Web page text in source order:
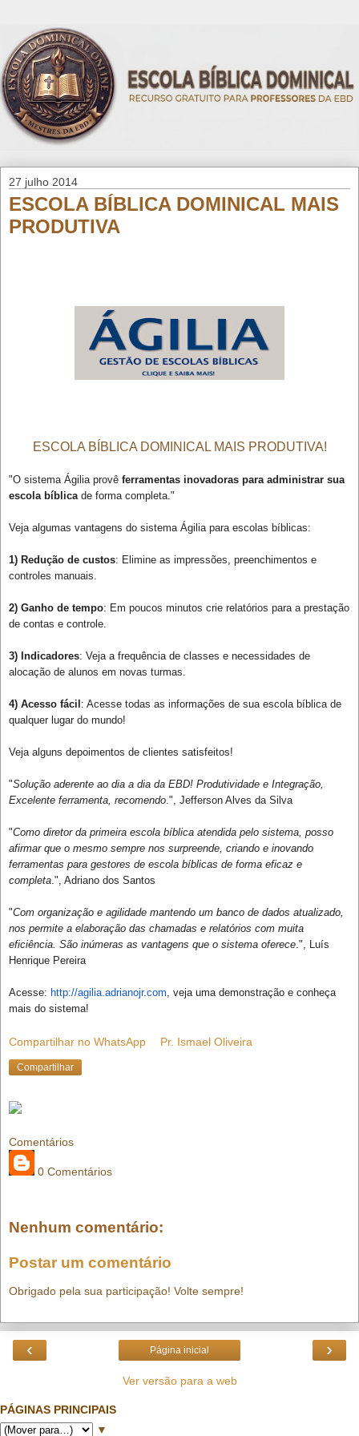
27 julho 2014
ESCOLA BÍBLICA DOMINICAL MAIS
PRODUTIVA
ESCOLA BÍBLICA DOMINICAL MAIS PRODUTIVA!
"O sistema Ágilia provê ferramentas inovadoras para administrar sua
escola bíblica de forma completa."
Veja algumas vantagens do sistema Ágilia para escolas bíblicas:
1) Redução de custos: Elimine as impressões, preenchimentos e
controles manuais.
2) Ganho de tempo: Em poucos minutos crie relatórios para a prestação
de contas e controle.
3) Indicadores: Veja a frequência de classes e necessidades de
alocação de alunos em novas turmas.
4) Acesso fácil : Acesse todas as informações de sua escola bíblica de
qualquer lugar do mundo!
Veja alguns depoimentos de clientes satisfeitos!
"Solução aderente ao dia a dia da EBD! Produtividade e Integração,
Excelente ferramenta, recomendo .", Jefferson Alves da Silva
"Como diretor da primeira escola bíblica atendida pelo sistema, posso
afirmar que o mesmo sempre nos surpreende, criando e inovando
ferramentas para gestores de escola bíblicas de forma eficaz e
completa .", Adriano dos Santos
"Com organização e agilidade mantendo um banco de dados atualizado,
nos permite a elaboração das chamadas e relatórios com muita
eficiência. São inúmeras as vantagens que o sistema oferece .", Luís
Henrique Pereira
Acesse: http://agilia.adrianojr.com , veja uma demonstração e conheça
mais do sistema!
Compartilhar no WhatsApp Pr. Ismael Oliveira
Compartilhar
Comentários
0 Comentários
Nenhum comentário:
Postar um comentário
Obrigado pela sua participação! Volte sempre!
‹ ›
Página inicial
Ver versão para a web
PÁGINAS PRINCIPAIS
▼